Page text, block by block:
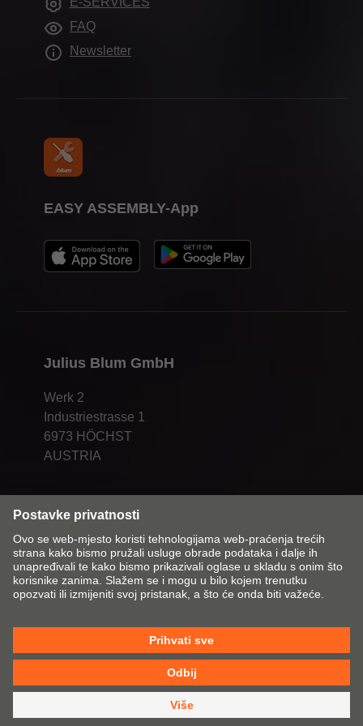
Pomagala pri obradi
Tisak
Julius Blum GmbH
Werk 2
Industriestrasse 1
6973 HÖCHST
AUSTRIA
EASY ASSEMBLY-App
FAQ
Newsletter
Promijeni tržište i jezik
Kontakt Impresum
OUP